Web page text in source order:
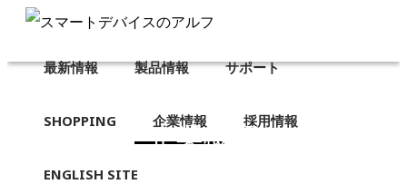
最新情報 製品情報 サポート
SHOPPING 企業情報 採用情報
ENGLISH SITE
企業概要